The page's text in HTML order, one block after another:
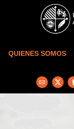
Skip to main content
QUIENES SOMOS